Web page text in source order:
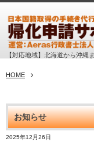
【対応地域】北海道から沖縄
HOME
お知らせ
2025年12月26日